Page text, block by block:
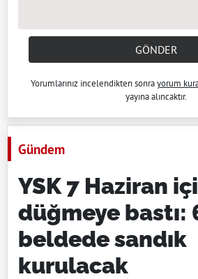
GÖNDER
Yorumlarınız incelendikten sonrayorum
yayına alıncaktır.
Gündem
YSK 7 Haziran
düğmeye bastı:
beldede sandık
kurulacak